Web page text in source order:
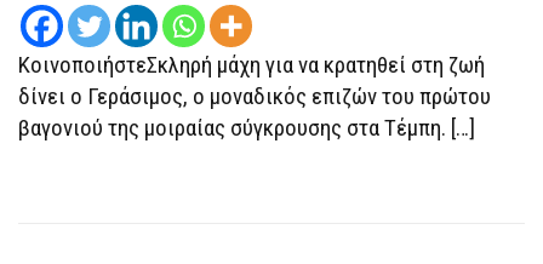
ΚοινοποιήστεΣκληρή μάχη για να κρατηθεί στη ζωή
δίνει ο Γεράσιμος, ο μοναδικός επιζών του πρώτου
βαγονιού της μοιραίας σύγκρουσης στα Τέμπη. […]